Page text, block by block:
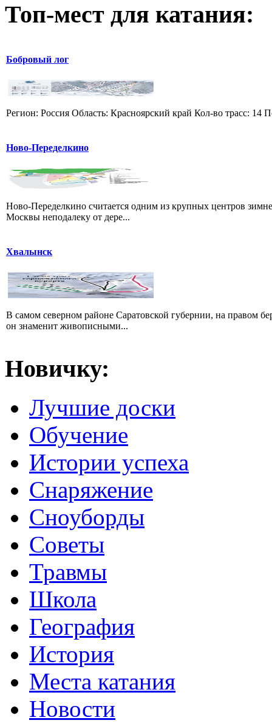
Топ-мест для катания:
Бобровый лог
Регион: Россия Область: Красноярский край Кол-во трасс:
Ново-Переделкино
Ново-Переделкино считается одним из крупных центров
Москвы неподалеку от дере...
Хвалынск
В самом северном районе Саратовской губернии, на правом
он знаменит живописными...
Новичку:
Лучшие доски
Обучение
Истории успеха
Снаряжение
Сноуборды
Советы
Травмы
Школа
География
История
Места катания
Новости